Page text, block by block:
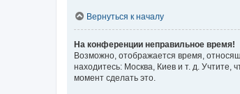
Вернуться к началу
На конференции неправильное время!
Возможно, отображается время,
находитесь: Москва, Киев и т. д. Учтите,
момент сделать это.